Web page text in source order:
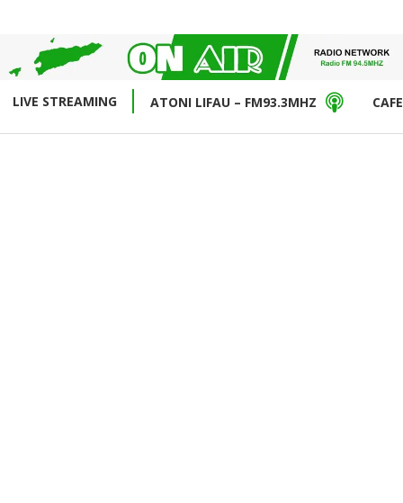
LIVE STREAMING ATONI LIFAU – FM93.3MHZ